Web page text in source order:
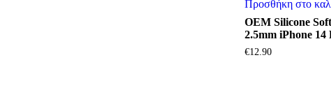
Προσθήκη στο
OEM Silicone
2.5mm iPhone 14
€12.90